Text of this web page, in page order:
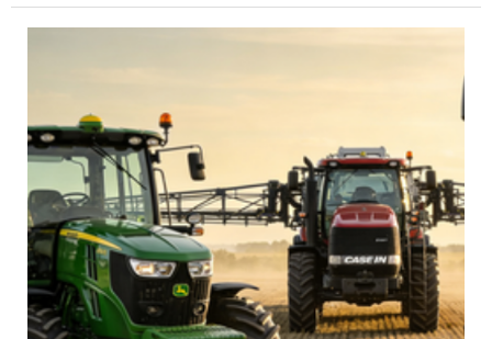
машиностроения вступает в критический период
подготовки к весеннему сельскому хозяйству. На